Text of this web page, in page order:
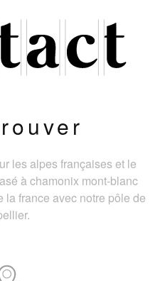
les alpes françaises et le
à chamonix mont-blanc
la france avec notre pôle de